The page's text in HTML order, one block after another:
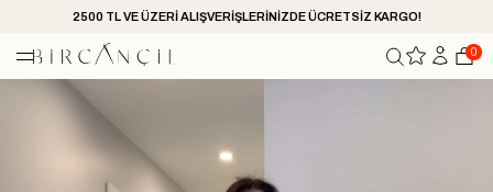
2500 TL VE ÜZERİ ALIŞVERİŞLERİNİZDE ÜCRETSİZ KARGO!
0